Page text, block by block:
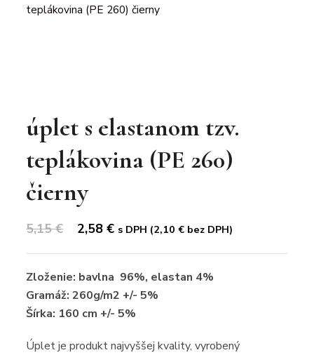
teplákovina (PE 260) čierny
úplet s elastanom tzv.
teplákovina (PE 260)
čierny
5,15€
Original
was:
5,15 €.
2,58€Current
is:
2,58 €.
s DPH (2,10€ bez DPH)
Zloženie: bavlna 96%, elastan 4%
Gramáž: 260g/m2 +/- 5%
Šírka: 160 cm +/- 5%
Úplet je produkt najvyššej kvality, vyrobený